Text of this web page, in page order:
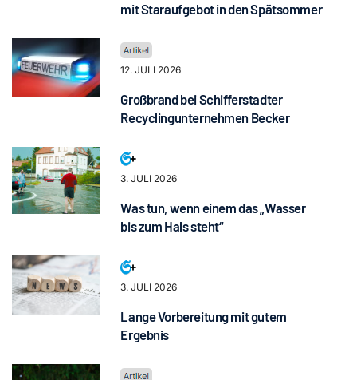
mit Staraufgebot in den Spätsommer
12. JULI 2026
Großbrand bei Schifferstadter
Recyclingunternehmen Becker
3. JULI 2026
Was tun, wenn einem das „Wasser
bis zum Hals steht“
3. JULI 2026
Lange Vorbereitung mit gutem
Ergebnis